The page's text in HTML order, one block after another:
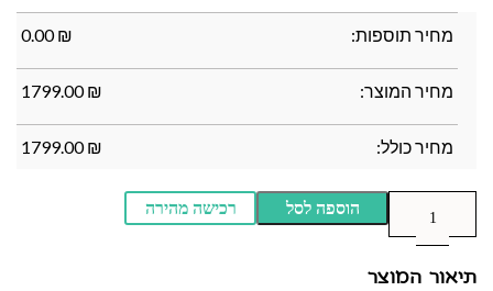
מחיר תוספות: ₪
0.00
מחיר המוצר: ₪
1799.00
מחיר כולל: ₪
1799.00
הוספה לסל רכישה מהירה
תיאור המוצר